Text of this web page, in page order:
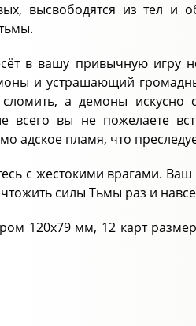
высвободятся из тел и
в вашу привычную
и устрашающий
а демоны
вы не пожелаете
адское пламя, что
с жестокими врагами.
силы Тьмы раз и
120x79 мм, 12 карт